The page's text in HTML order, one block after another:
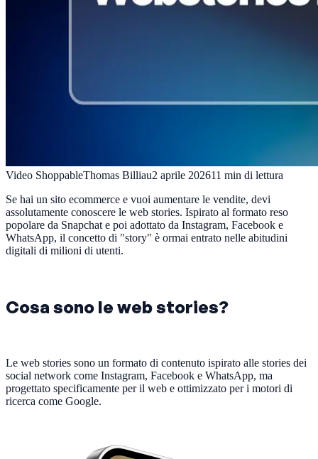
Video ShoppableThomas Billiau2 aprile 202611 min di lettura
Se hai un sito ecommerce e vuoi aumentare le vendite, devi
assolutamente conoscere le web stories. Ispirato al formato reso
popolare da Snapchat e poi adottato da Instagram, Facebook e
WhatsApp, il concetto di "story" è ormai entrato nelle abitudini
digitali di milioni di utenti.
Cosa sono le web stories?
Le web stories sono un formato di contenuto ispirato alle stories dei
social network come Instagram, Facebook e WhatsApp, ma
progettato specificamente per il web e ottimizzato per i motori di
ricerca come Google.